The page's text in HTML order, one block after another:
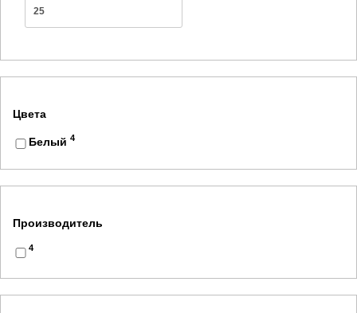
Цвета
Белый 4
Производитель
4